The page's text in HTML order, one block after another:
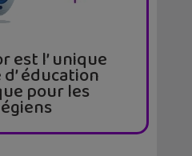
est l’ unique
éducation
pour les